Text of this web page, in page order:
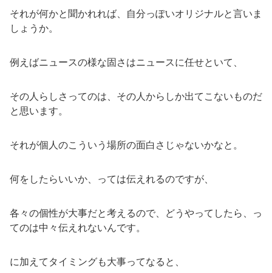
それが何かと聞かれれば、自分っぽいオリジナルと言いま
しょうか。
例えばニュースの様な固さはニュースに任せといて、
その人らしさってのは、その人からしか出てこないものだ
と思います。
それが個人のこういう場所の面白さじゃないかなと。
何をしたらいいか、っては伝えれるのですが、
各々の個性が大事だと考えるので、どうやってしたら、っ
てのは中々伝えれないんです。
に加えてタイミングも大事ってなると、